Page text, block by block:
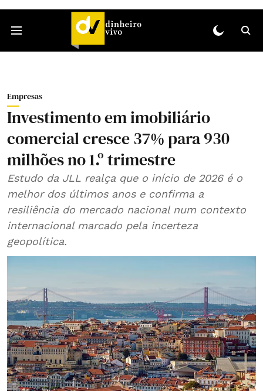
Empresas
Investimento em imobiliário
comercial cresce 37% para 930
milhões no 1.º trimestre
Estudo da JLL realça que o início de 2026 é o
melhor dos últimos anos e confirma a
resiliência do mercado nacional num contexto
internacional marcado pela incerteza
geopolítica.